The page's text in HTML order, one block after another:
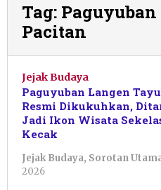
Tag:
Pacitan
Jejak Budaya
Paguyuban Langen
Resmi Dikukuhkan,
Jadi Ikon Wisata
Kecak
Jejak Budaya, Sorotan
2026